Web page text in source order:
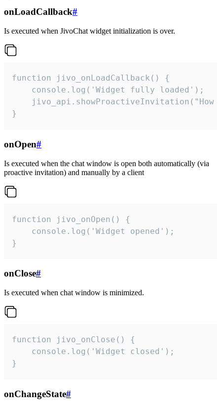
onLoadCallback#
Is executed when JivoChat widget initialization is over.
function jivo_onLoadCallback() {
    console.log('Widget fully loaded');
jivo_api.showProactiveInvitation("How
}
onOpen#
Is executed when the chat window is open both automatically (via
proactive invitation) and manually by a client
function jivo_onOpen() {
    console.log('Widget opened');
}
onClose#
Is executed when chat window is minimized.
function jivo_onClose() {
    console.log('Widget closed');
}
onChangeState#